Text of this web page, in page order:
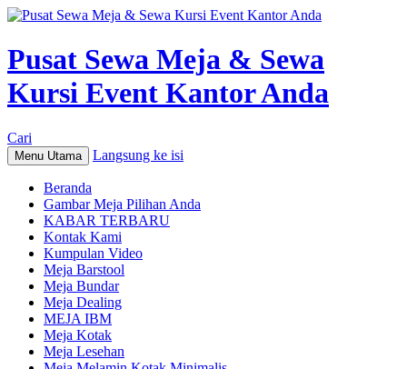
Pusat Sewa Meja & Sewa
Kursi Event Kantor Anda
Cari
Menu Utama Langsung ke isi
Beranda
Gambar Meja Pilihan Anda
KABAR TERBARU
Kontak Kami
Kumpulan Video
Meja Barstool
Meja Bundar
Meja Dealing
MEJA IBM
Meja Kotak
Meja Lesehan